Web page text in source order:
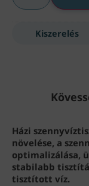
Kiszerelés
Házi
növelése, a
optimalizálása,
stabilabb
tisztított víz.